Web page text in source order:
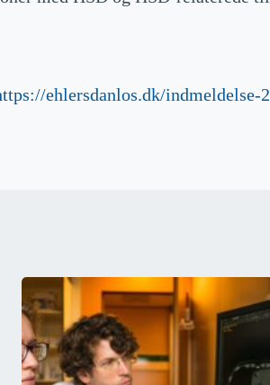
ehlersdanlos.dk/indmeldelse-